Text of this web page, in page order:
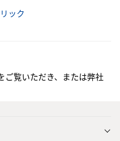
ック
ご覧いただき、または弊社